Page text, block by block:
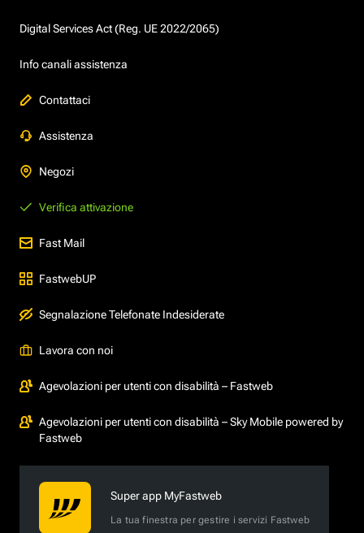
Digital Services Act (Reg. UE 2022/2065)
Info canali assistenza
Contattaci
Assistenza
Negozi
Verifica attivazione
Fast Mail
FastwebUP
Segnalazione Telefonate Indesiderate
Lavora con noi
Agevolazioni per utenti con disabilità – Fastweb
Agevolazioni per utenti con disabilità – Sky Mobile powered by
Fastweb
Super app MyFastweb
La tua finestra per gestire i servizi Fastweb